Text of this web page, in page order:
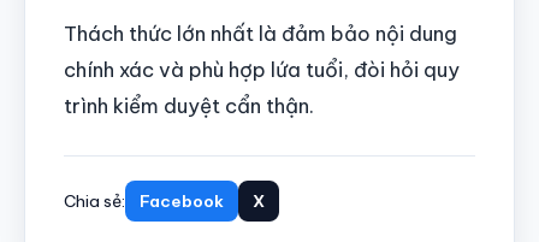
Thách thức lớn nhất là đảm bảo nội dung
chính xác và phù hợp lứa tuổi, đòi hỏi quy
trình kiểm duyệt cẩn thận.
Chia sẻ: Facebook X